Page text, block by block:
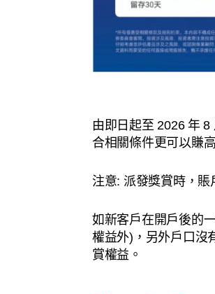
由即日起至 2026 年 8
合相關條件更可以賺
注意: 派發獎賞時，
如新客戶在開戶後的
權益外)，另外戶口沒
賞權益。